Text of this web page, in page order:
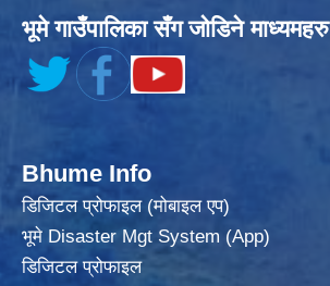
भूमे गाउँपालिका सँग जोडिने माध्यमहरु
Bhume Info
डिजिटल प्रोफाइल (मोबाइल एप)
भूमे Disaster Mgt System (App)
डिजिटल प्रोफाइल